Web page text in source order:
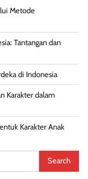
Metode
Tantangan dan
di Indonesia
Karakter dalam
Karakter Anak